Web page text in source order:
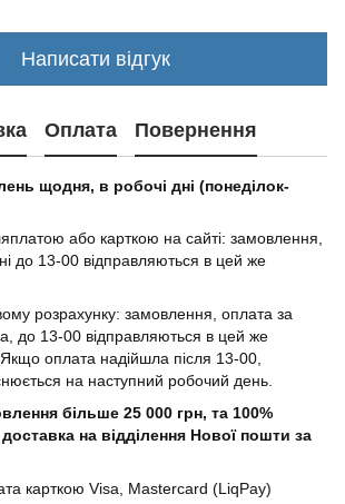
Написати відгук
Оплата Повернення
щодня, в робочі дні (понеділок-
або карткою на сайті: замовлення,
до 13-00 відправляються в цей же
розрахунку: замовлення, оплата за
до 13-00 відправляються в цей же
оплата надійшла після 13-00,
на наступний робочий день.
більше 25 000 грн, та 100%
на відділення Нової пошти за
карткою Visa, Mastercard (LiqPay)